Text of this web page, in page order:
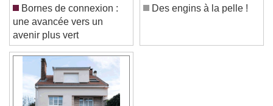
Bornes de connexion :
une avancée vers un
avenir plus vert